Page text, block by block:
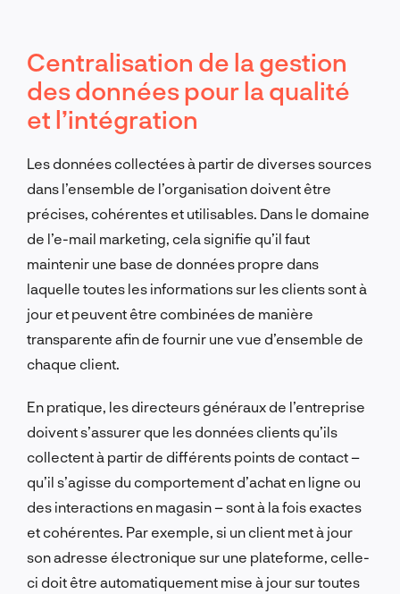
Centralisation de la gestion
des données pour la qualité
et l’intégration
Les données collectées à partir de diverses sources
dans l’ensemble de l’organisation doivent être
précises, cohérentes et utilisables. Dans le domaine
de l’e-mail marketing, cela signifie qu’il faut
maintenir une base de données propre dans
laquelle toutes les informations sur les clients sont à
jour et peuvent être combinées de manière
transparente afin de fournir une vue d’ensemble de
chaque client.
En pratique, les directeurs généraux de l’entreprise
doivent s’assurer que les données clients qu’ils
collectent à partir de différents points de contact –
qu’il s’agisse du comportement d’achat en ligne ou
des interactions en magasin – sont à la fois exactes
et cohérentes. Par exemple, si un client met à jour
son adresse électronique sur une plateforme, celle-
ci doit être automatiquement mise à jour sur toutes